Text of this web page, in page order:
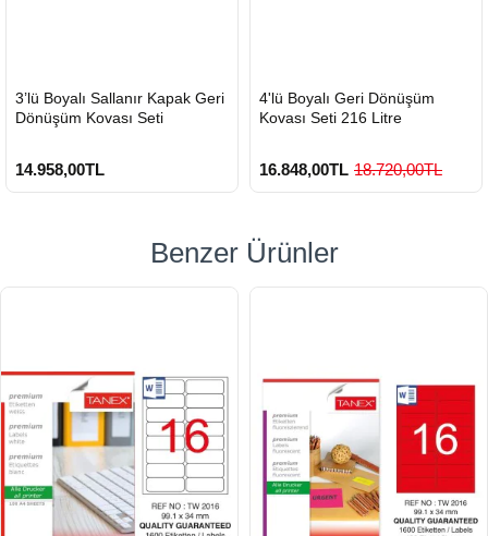
HIZLI
GÖNDERİ
3’lü Boyalı Sallanır Kapak Geri
Dönüşüm Kovası Seti
14.958,00TL
HIZLI
GÖNDERİ
4'lü Boyalı Geri Dönüşüm
Kovası Seti 216 Litre
16.848,00TL 18.720,00TL
Benzer Ürünler